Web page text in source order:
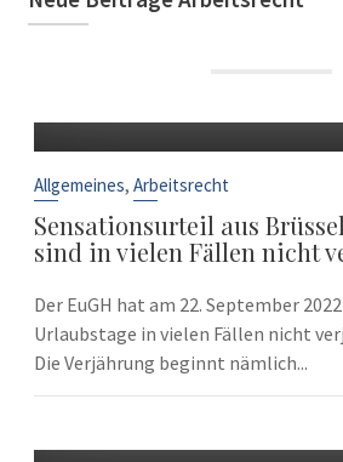
Allgemeines, Arbeitsrecht
Sensationsurteil aus
sind in vielen Fällen nicht
Der EuGH hat am 22. September
Urlaubstage in vielen Fällen nicht
Die Verjährung beginnt nämlich...